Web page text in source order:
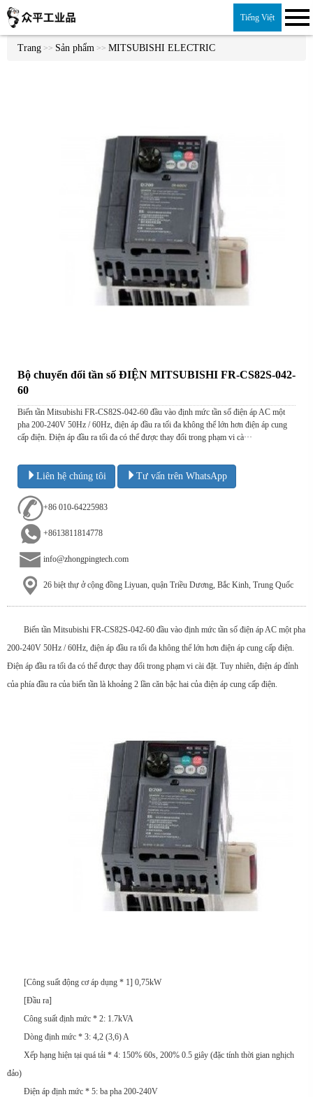
Tiếng Việt
Trang >> Sản phẩm >> MITSUBISHI ELECTRIC
Bộ chuyển đổi tần số ĐIỆN MITSUBISHI FR-CS82S-042-
60
Biến tần Mitsubishi FR-CS82S-042-60 đầu vào định mức tần số điện áp AC một
pha 200-240V 50Hz / 60Hz, điện áp đầu ra tối đa không thể lớn hơn điện áp cung
cấp điện. Điện áp đầu ra tối đa có thể được thay đổi trong phạm vi cà···
Liên hệ chúng tôi Tư vấn trên WhatsApp
+86 010-64225983
+8613811814778
info@zhongpingtech.com
26 biệt thự ở cộng đồng Liyuan, quận Triều Dương, Bắc Kinh, Trung Quốc
Biến tần Mitsubishi FR-CS82S-042-60 đầu vào định mức tần số điện áp AC một pha
200-240V 50Hz / 60Hz, điện áp đầu ra tối đa không thể lớn hơn điện áp cung cấp điện.
Điện áp đầu ra tối đa có thể được thay đổi trong phạm vi cài đặt. Tuy nhiên, điện áp đỉnh
của phía đầu ra của biến tần là khoảng 2 lần căn bậc hai của điện áp cung cấp điện.
[Công suất động cơ áp dụng * 1] 0,75kW
[Đầu ra]
Công suất định mức * 2: 1.7kVA
Dòng định mức * 3: 4,2 (3,6) A
Xếp hạng hiện tại quá tải * 4: 150% 60s, 200% 0.5 giây (đặc tính thời gian nghịch
đảo)
Điện áp định mức * 5: ba pha 200-240V